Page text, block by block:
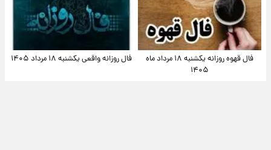
فال قهوه روزانه یکشنبه ۱۸ مرداد ماه
۱۴۰۵
فال روزانه واقعی یکشنبه ۱۸ مرداد ۱۴۰۵